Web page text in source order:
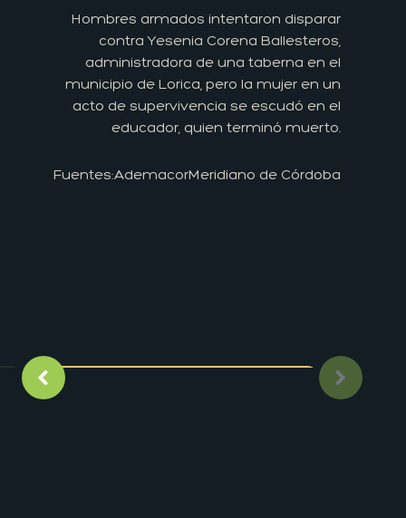
Hombres armados intentaron disparar
contra Yesenia Corena Ballesteros,
administradora de una taberna en el
municipio de Lorica, pero la mujer en un
acto de supervivencia se escudó en el
educador, quien terminó muerto.
Fuentes:AdemacorMeridiano de Córdoba
Imagen anterior